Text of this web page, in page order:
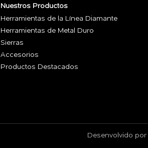
Nuestros Productos
Herramientas de la Línea Diamante
Herramientas de Metal Duro
Sierras
Accesorios
Productos Destacados
Desenvolvido por